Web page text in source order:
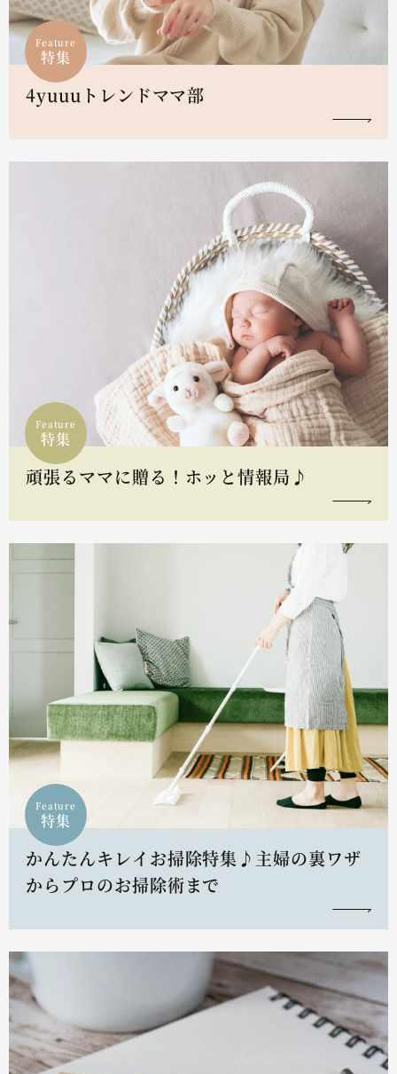
Feature
特集
4yuuuトレンドママ部
Feature
特集
頑張るママに贈る！ホッと情報局♪
Feature
特集
かんたんキレイお掃除特集♪主婦の裏ワザ
からプロのお掃除術まで